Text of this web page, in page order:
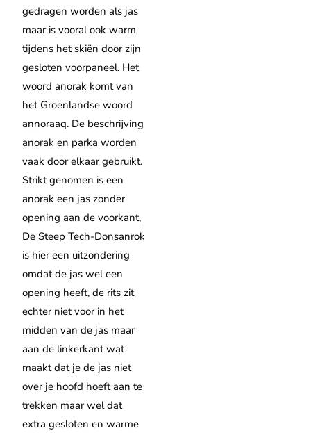
gedragen worden als jas
maar is vooral ook warm
tijdens het skiën door zijn
gesloten voorpaneel. Het
woord anorak komt van
het Groenlandse woord
annoraaq. De beschrijving
anorak en parka worden
vaak door elkaar gebruikt.
Strikt genomen is een
anorak een jas zonder
opening aan de voorkant,
De Steep Tech-Donsanrok
is hier een uitzondering
omdat de jas wel een
opening heeft, de rits zit
echter niet voor in het
midden van de jas maar
aan de linkerkant wat
maakt dat je de jas niet
over je hoofd hoeft aan te
trekken maar wel dat
extra gesloten en warme